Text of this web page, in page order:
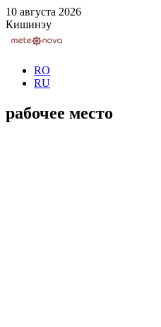
10 августа 2026
Кишинэу
RO
RU
рабочее место